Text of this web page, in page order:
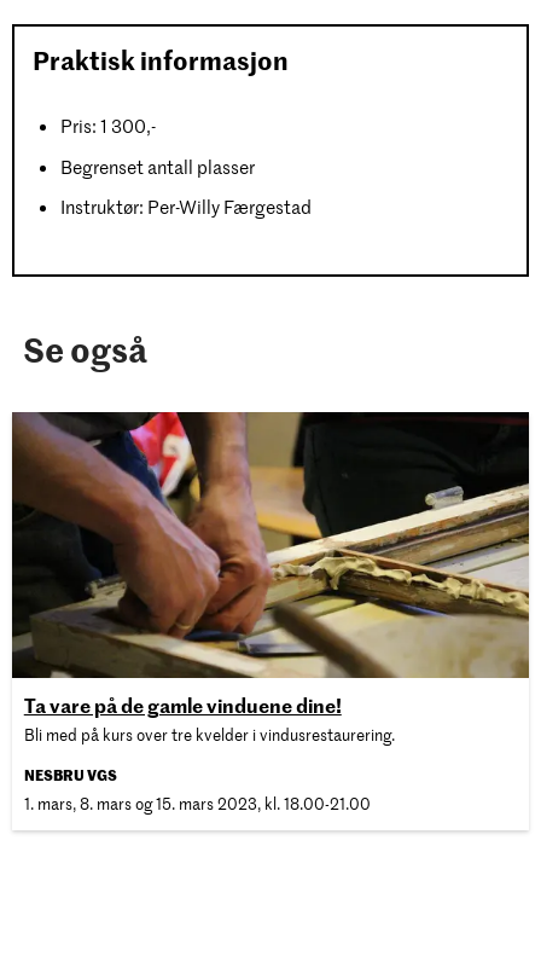
Praktisk informasjon
Pris: 1 300,-
Begrenset antall plasser
Instruktør: Per-Willy Færgestad
Se også
Ta vare på de gamle vinduene dine!
Bli med på kurs over tre kvelder i vindusrestaurering.
NESBRU VGS
1. mars, 8. mars og 15. mars 2023, kl. 18.00-21.00